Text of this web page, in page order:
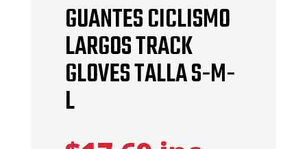
GUANTES CICLISMO
LARGOS TRACK
GLOVES TALLA S-M-
L